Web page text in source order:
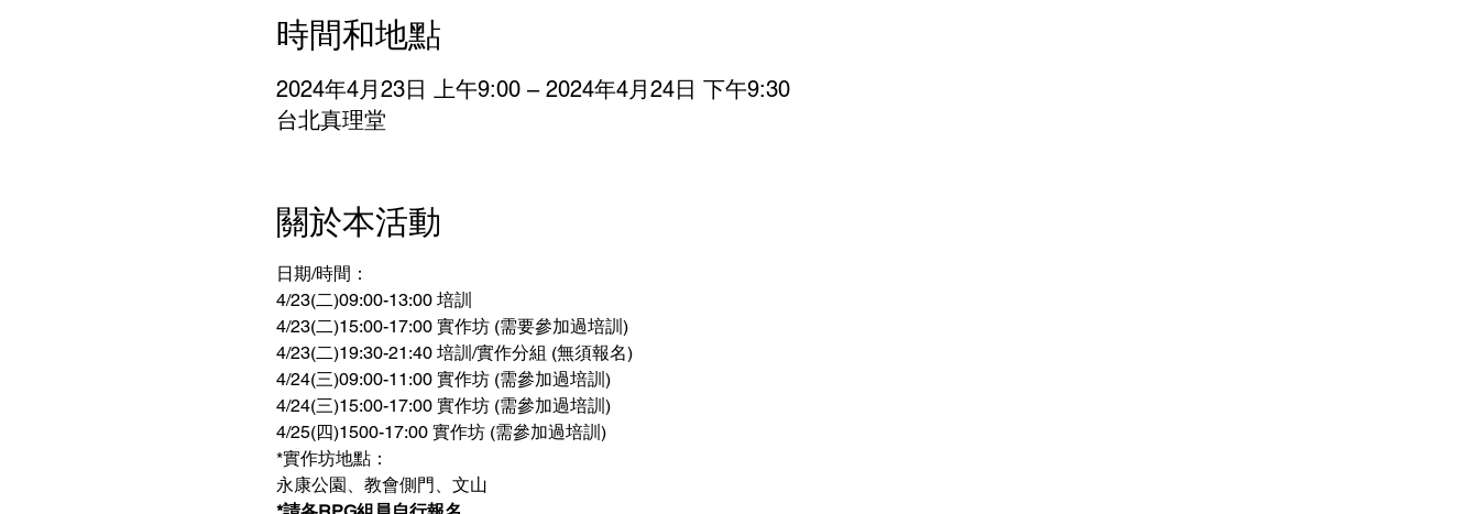
時間和地點
2024年4月23日 上午9:00 – 2024年4月24日 下午9:30
台北真理堂
關於本活動
日期/時間：
4/23(二)09:00-13:00 培訓
4/23(二)15:00-17:00 實作坊 (需要參加過培訓)
4/23(二)19:30-21:40 培訓/實作分組 (無須報名)
4/24(三)09:00-11:00 實作坊 (需參加過培訓)
4/24(三)15:00-17:00 實作坊 (需參加過培訓)
4/25(四)1500-17:00 實作坊 (需參加過培訓)
*實作坊地點：
永康公園、教會側門、文山